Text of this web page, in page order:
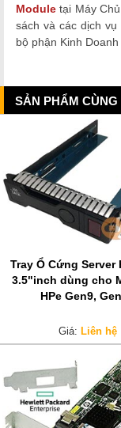
Module tại Máy
sách và các dịch
bộ phận Kinh
SẢN PHẨM CÙNG
Tray Ổ Cứng Server
3.5"inch dùng cho
HPe Gen9,
Giá: Liên hệ